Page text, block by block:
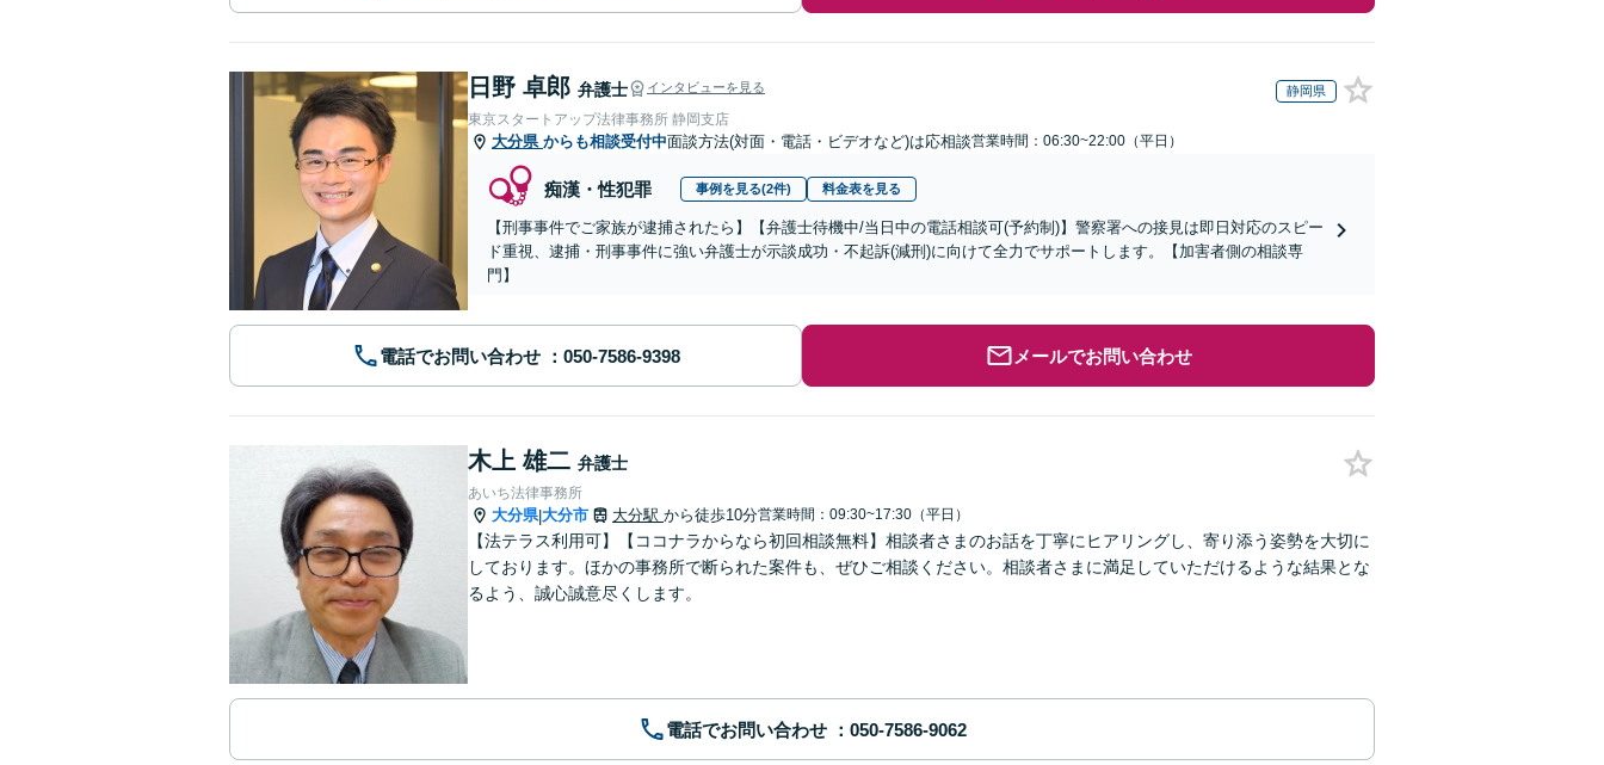
日野 卓郎 弁護士 インタビューを見る 静岡県
東京スタートアップ法律事務所 静岡支店
大分県 からも相談受付中面談方法(対面・電話・ビデオなど)は応相談営業時間：06:30~22:00（平日）
痴漢・性犯罪 事例を見る(2件) 料金表を見る
【刑事事件でご家族が逮捕されたら】【弁護士待機中/当日中の電話相談可(予約制)】警察署への接見は即日対応のスピー
ド重視、逮捕・刑事事件に強い弁護士が示談成功・不起訴(減刑)に向けて全力でサポートします。【加害者側の相談専
門】
電話でお問い合わせ メールでお問い合わせ
木上 雄二 弁護士
あいち法律事務所
大分県|大分市 大分駅 から徒歩10分営業時間：09:30~17:30（平日）
【法テラス利用可】【ココナラからなら初回相談無料】相談者さまのお話を丁寧にヒアリングし、寄り添う姿勢を大切に
しております。ほかの事務所で断られた案件も、ぜひご相談ください。相談者さまに満足していただけるような結果とな
るよう、誠心誠意尽くします。
電話でお問い合わせ